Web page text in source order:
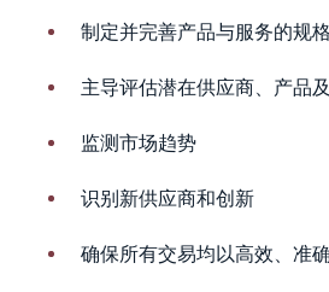
制定并完善产品与服务的规
主导评估潜在供应商、产品
监测市场趋势
识别新供应商和创新
确保所有交易均以高效、准